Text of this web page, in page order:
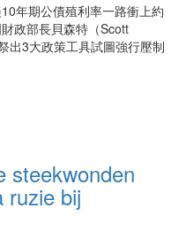
年期公債殖利率一路衝上約
政部長貝森特（Scott
出3大政策工具試圖強行壓制
steekwonden
ruzie bij